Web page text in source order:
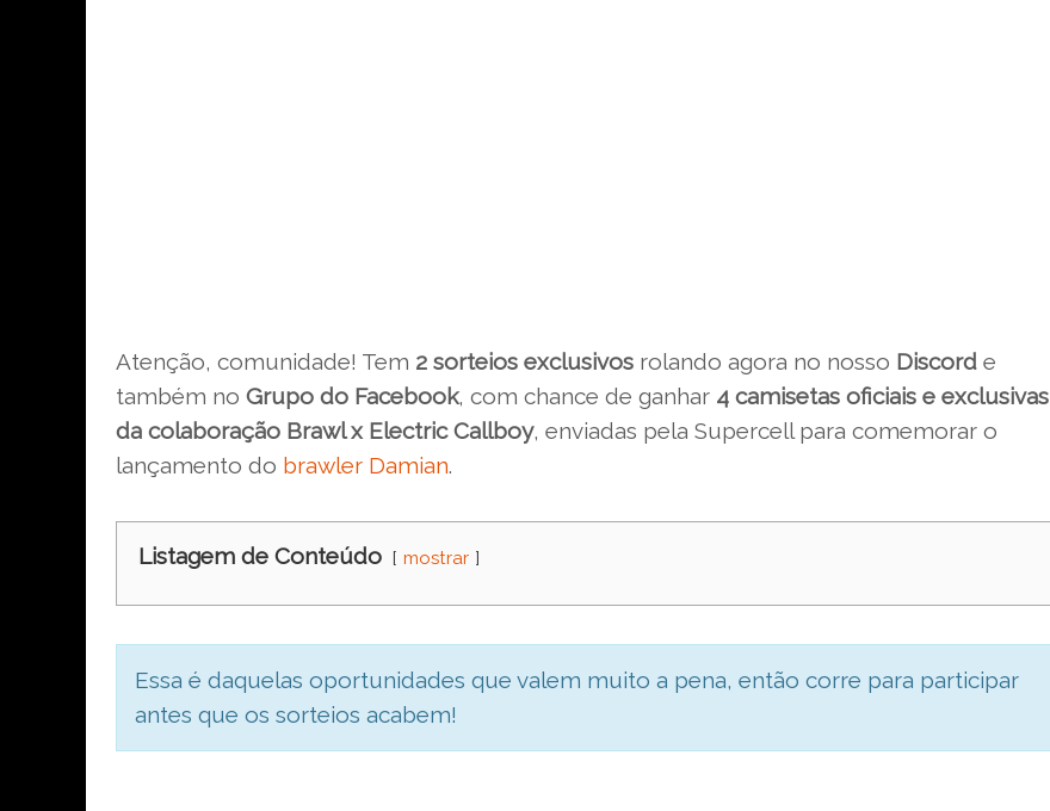
Atenção, comunidade! Tem 2 sorteios exclusivos rolando agora no nosso Discord e
também no Grupo do Facebook, com chance de ganhar 4 camisetas oficiais e exclusivas
da colaboração Brawl x Electric Callboy, enviadas pela Supercell para comemorar o
lançamento do brawler Damian.
Listagem de Conteúdo mostrar
Essa é daquelas oportunidades que valem muito a pena, então corre para participar
antes que os sorteios acabem!